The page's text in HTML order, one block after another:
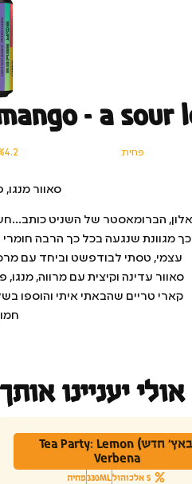
– a sour
פחית %4.2
סאוור מנגו,
אלון, הברומאסטר של השניט
כך מגוונת שנגעה בכל כך הרבה חומרי
עצמי, טסתי לבודפשט וביחד עם
סאוור עדינה וקיצית עם מרווה,
קארי טריים שהבאתי איתי והוספו
אולי יעניינו
(באץ' חדש) Tea Party: Lemon
Verbena
5 אלכוהול 330MLפחית